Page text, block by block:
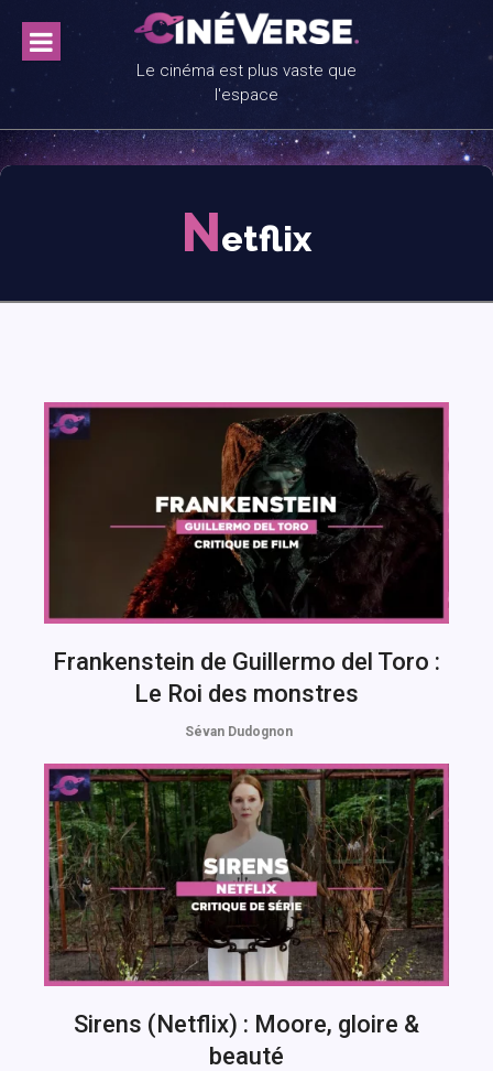
content
Le cinéma est plus vaste que
l'espace
Netflix
Frankenstein de Guillermo del Toro :
Le Roi des monstres
Sévan Dudognon
Sirens (Netflix) : Moore, gloire &
beauté